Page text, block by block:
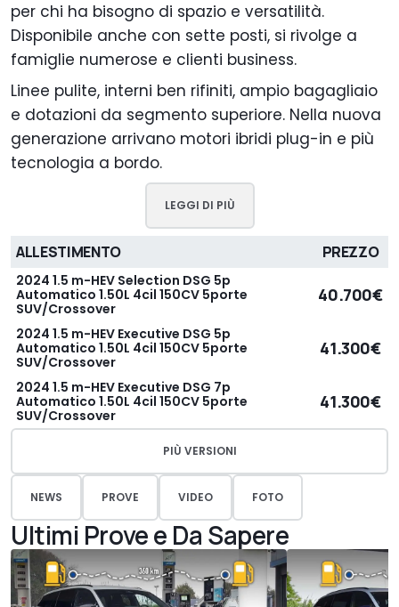
per chi ha bisogno di spazio e versatilità.
Disponibile anche con sette posti, si rivolge a
famiglie numerose e clienti business.
Linee pulite, interni ben rifiniti, ampio bagagliaio
e dotazioni da segmento superiore. Nella nuova
generazione arrivano motori ibridi plug-in e più
tecnologia a bordo.
LEGGI DI PIÙ
ALLESTIMENTO PREZZO
2024 1.5 m-HEV Selection DSG 5p
Automatico 1.50L 4cil 150CV 5porte
SUV/Crossover
40.700€
2024 1.5 m-HEV Executive DSG 5p
Automatico 1.50L 4cil 150CV 5porte
SUV/Crossover
41.300€
2024 1.5 m-HEV Executive DSG 7p
Automatico 1.50L 4cil 150CV 5porte
SUV/Crossover
41.300€
PIÙ VERSIONI
NEWS PROVE VIDEO FOTO
Ultimi Prove e Da Sapere